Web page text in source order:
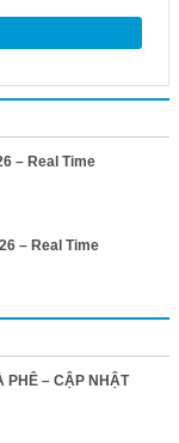
– Real Time
– Real Time
PHÊ – CẬP NHẬT